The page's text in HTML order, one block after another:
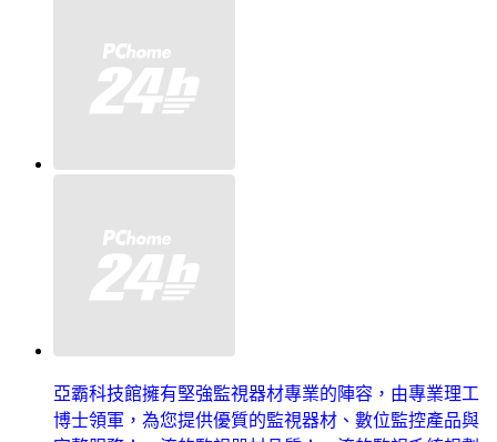
亞霸科技館擁有堅強監視器材專業的陣容，由專業理工
博士領軍，為您提供優質的監視器材、數位監控產品與